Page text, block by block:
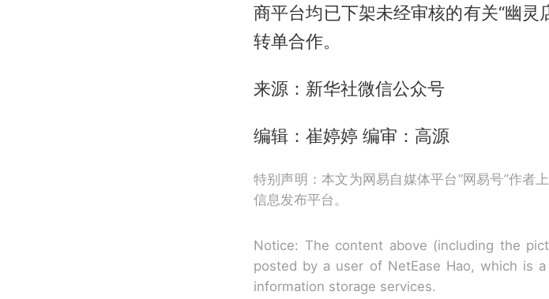
商平台均已下架未经审核的有关“幽
转单合作。
来源：新华社微信公众号
编辑：崔婷婷 编审：高源
特别声明：本文为网易自媒体平台“网易号”作者
信息发布平台。
Notice: The content above (including the
posted by a user of NetEase Hao, which is
information storage services.